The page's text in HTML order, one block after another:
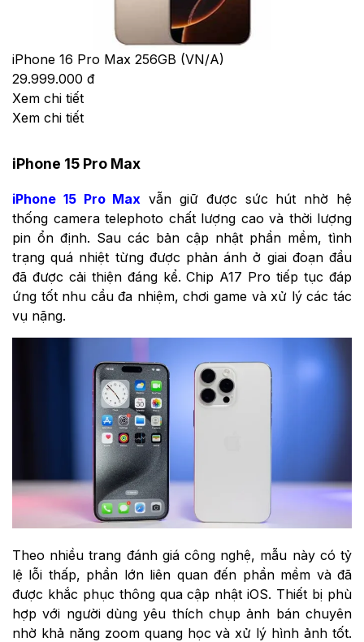
iPhone 16 Pro Max 256GB (VN/A)
29.999.000 đ
Xem chi tiết
Xem chi tiết
iPhone 15 Pro Max
iPhone 15 Pro Max vẫn giữ được sức hút nhờ hệ
thống camera telephoto chất lượng cao và thời lượng
pin ổn định. Sau các bản cập nhật phần mềm, tình
trạng quá nhiệt từng được phản ánh ở giai đoạn đầu
đã được cải thiện đáng kể. Chip A17 Pro tiếp tục đáp
ứng tốt nhu cầu đa nhiệm, chơi game và xử lý các tác
vụ nặng.
Theo nhiều trang đánh giá công nghệ, mẫu này có tỷ
lệ lỗi thấp, phần lớn liên quan đến phần mềm và đã
được khắc phục thông qua cập nhật iOS. Thiết bị phù
hợp với người dùng yêu thích chụp ảnh bán chuyên
nhờ khả năng zoom quang học và xử lý hình ảnh tốt.